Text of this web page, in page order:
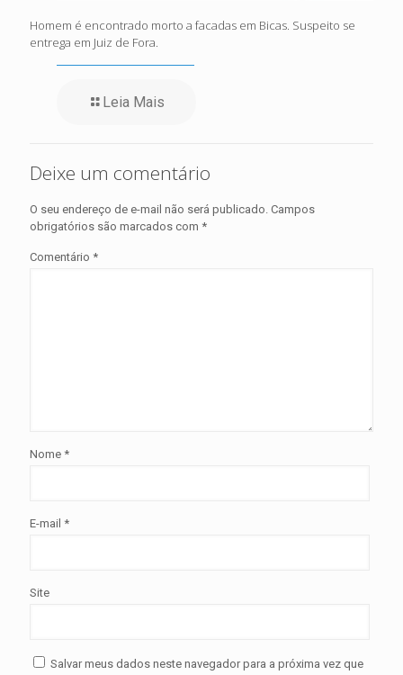
Homem é encontrado morto a facadas em Bicas. Suspeito se
entrega em Juiz de Fora.
Leia Mais
Deixe um comentário
O seu endereço de e-mail não será publicado. Campos
obrigatórios são marcados com *
Comentário *
Nome *
E-mail *
Site
Salvar meus dados neste navegador para a próxima vez que